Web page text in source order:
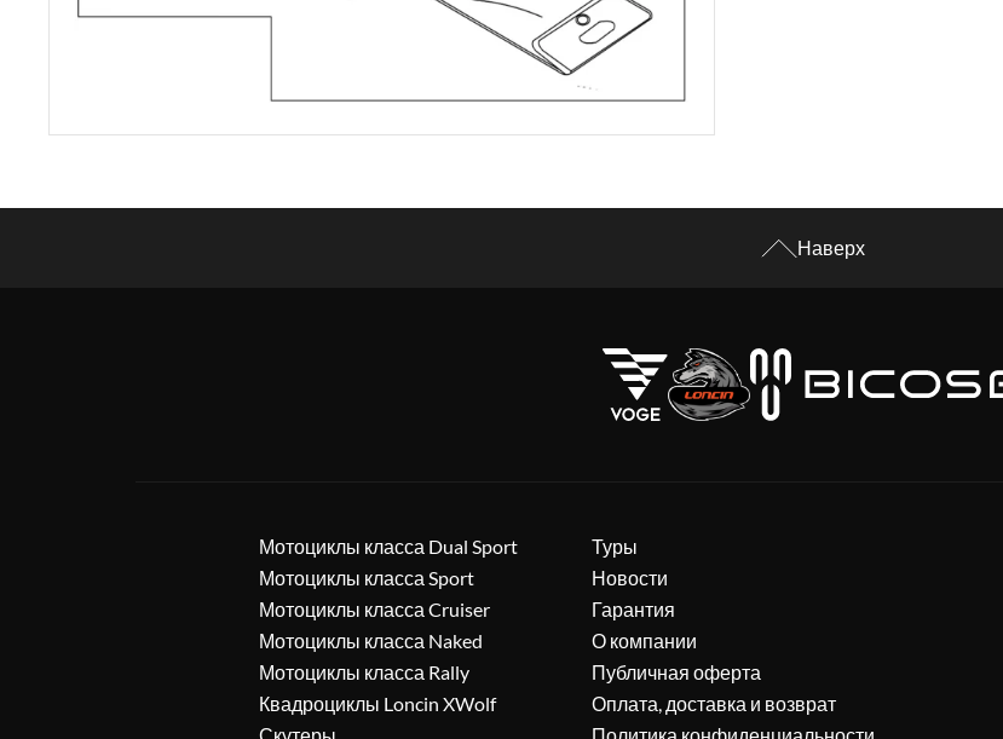
Наверх
Мотоциклы класса Dual Sport
Мотоциклы класса Sport
Мотоциклы класса Cruiser
Мотоциклы класса Naked
Мотоциклы класса Rally
Квадроциклы Loncin XWolf
Туры
Новости
Гарантия
О компании
Публичная оферта
Оплата, доставка и возврат